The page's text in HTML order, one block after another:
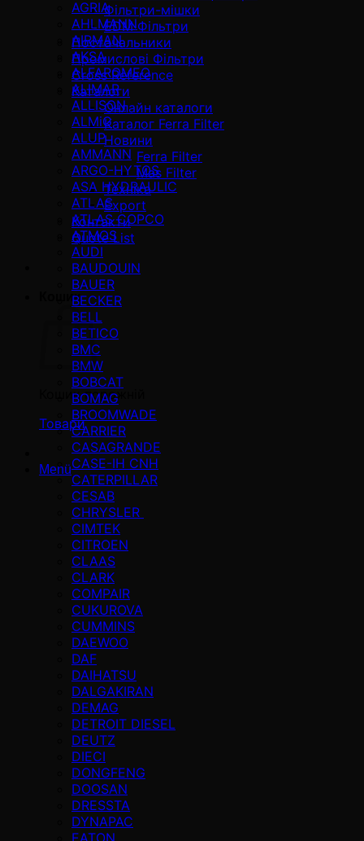
Фільтри-мішки
EDM Фільтри
Постачальники
Промислові Фільтри
Cross Reference
Каталоги
Онлайн каталоги
Каталог Ferra Filter
Новини
Ferra Filter
Mas Filter
Техніка
Export
Контакти
Quote List
Кошик
Кошик порожній
Товари
Menü
AGRIA
AHLMANN
AIRMAN
AKSA
ALFAROMEO
ALIMAR
ALLISON
ALMiG
ALUP
AMMANN
ARGO-HYTOS
ASA HYDRAULIC
ATLAS
ATLAS COPCO
ATMOS
AUDI
BAUDOUIN
BAUER
BECKER
BELL
BETICO
BMC
BMW
BOBCAT
BOMAG
BROOMWADE
CARRIER
CASAGRANDE
CASE-IH CNH
CATERPILLAR
CESAB
CHRYSLER
CIMTEK
CITROEN
CLAAS
CLARK
COMPAIR
CUKUROVA
CUMMINS
DAEWOO
DAF
DAIHATSU
DALGAKIRAN
DEMAG
DETROIT DIESEL
DEUTZ
DIECI
DONGFENG
DOOSAN
DRESSTA
DYNAPAC
EATON